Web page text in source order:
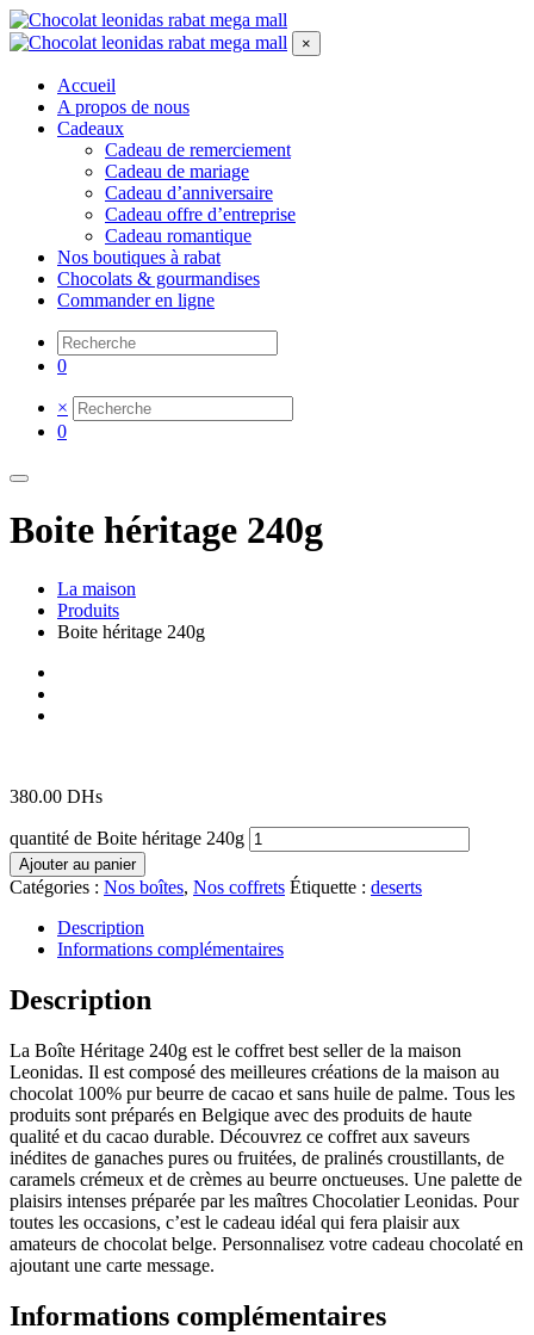
×
Accueil
A propos de nous
Cadeaux
Cadeau de remerciement
Cadeau de mariage
Cadeau d’anniversaire
Cadeau offre d’entreprise
Cadeau romantique
Nos boutiques à rabat
Chocolats & gourmandises
Commander en ligne
0
×
0
Boite héritage 240g
La maison
Produits
Boite héritage 240g
380.00 DHs
quantité de Boite héritage 240g
Ajouter au panier
Catégories : Nos boîtes, Nos coffrets Étiquette : deserts
Description
Informations complémentaires
Description
La Boîte Héritage 240g est le coffret best seller de la maison
Leonidas. Il est composé des meilleures créations de la maison au
chocolat 100% pur beurre de cacao et sans huile de palme. Tous les
produits sont préparés en Belgique avec des produits de haute
qualité et du cacao durable. Découvrez ce coffret aux saveurs
inédites de ganaches pures ou fruitées, de pralinés croustillants, de
caramels crémeux et de crèmes au beurre onctueuses. Une palette de
plaisirs intenses préparée par les maîtres Chocolatier Leonidas. Pour
toutes les occasions, c’est le cadeau idéal qui fera plaisir aux
amateurs de chocolat belge. Personnalisez votre cadeau chocolaté en
ajoutant une carte message.
Informations complémentaires